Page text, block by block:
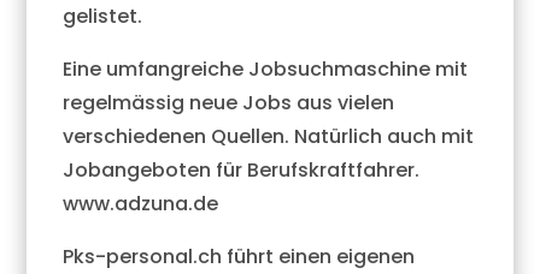
gelistet.
Eine umfangreiche Jobsuchmaschine mit
regelmässig neue Jobs aus vielen
verschiedenen Quellen. Natürlich auch mit
Jobangeboten für Berufskraftfahrer.
www.adzuna.de
Pks-personal.ch führt einen eigenen